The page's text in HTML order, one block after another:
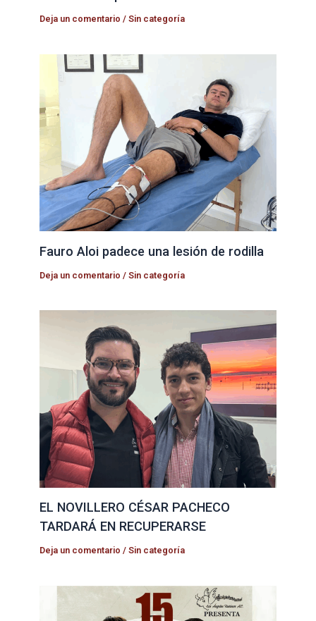
Deja un comentario /Sin categoría
Fauro Aloi padece una lesión de rodilla
Deja un comentario /Sin categoría
EL NOVILLERO CÉSAR PACHECO
TARDARÁ EN RECUPERARSE
Deja un comentario /Sin categoría